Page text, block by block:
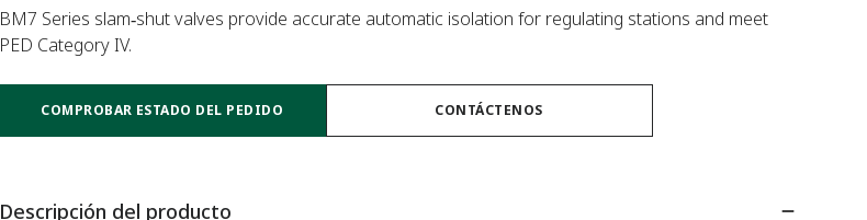
BM7 Series slam‑shut valves provide accurate automatic isolation for regulating stations and meet
PED Category IV.
COMPROBAR ESTADO DEL PEDIDO CONTÁCTENOS
Descripción del producto